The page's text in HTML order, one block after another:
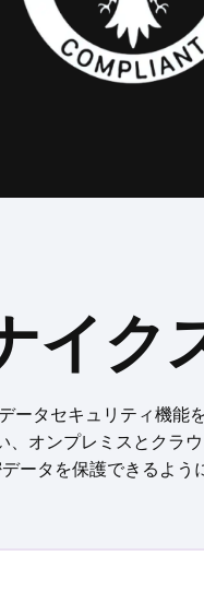
イク
タセキュリティ機能
オンプレミスとクラ
ータを保護できるよう